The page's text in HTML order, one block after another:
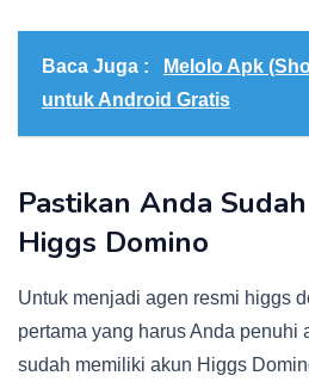
Baca Juga :
Melolo Apk
untuk Android Gratis
Pastikan Anda
Higgs Domino
Untuk menjadi agen resmi higgs
pertama yang harus Anda penuhi
sudah memiliki akun Higgs